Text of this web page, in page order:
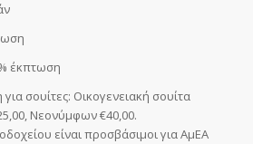
έκπτωση
σουίτες: Οικογενειακή σουίτα
Νεονύμφων €40,00.
είναι προσβάσιμοι για ΑμΕΑ